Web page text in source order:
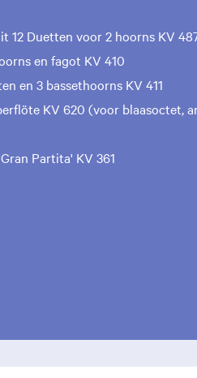
12 Duetten voor 2 hoorns KV
en fagot KV 410
en 3 bassethoorns KV 411
KV 620 (voor blaasoctet,
Partita' KV 361